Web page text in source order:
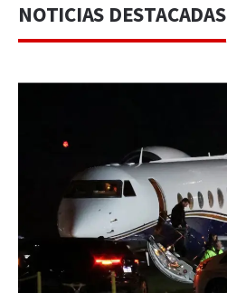
NOTICIAS DESTACADAS